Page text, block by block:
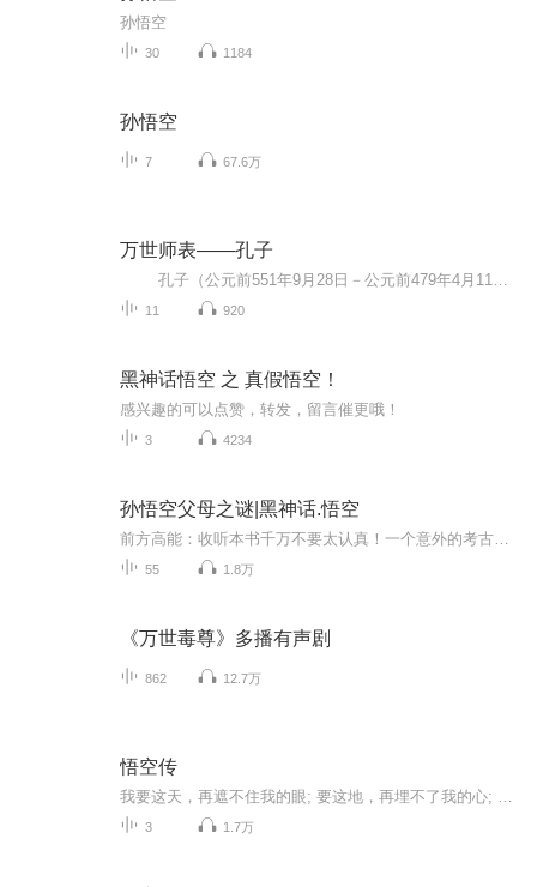
孙悟空
30 1184
孙悟空
7 67.6万
万世师表——孔子
11 920
黑神话悟空 之 真假悟空！
感兴趣的可以点赞，转发，留言催更哦！
3 4234
孙悟空父母之谜|黑神话.悟空
55 1.8万
《万世毒尊》多播有声剧
862 12.7万
悟空传
3 1.7万